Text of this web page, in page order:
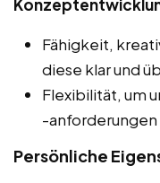
Fähigkeit,
diese klar und
Flexibilität, um
-anforderungen
Persönliche